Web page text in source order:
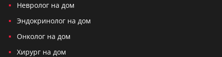
Невролог на дом
Эндокринолог на дом
Онколог на дом
Хирург на дом